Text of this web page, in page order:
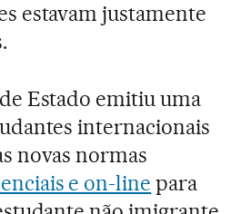
estavam justamente
Estado emitiu uma
internacionais
novas normas
e on-line para